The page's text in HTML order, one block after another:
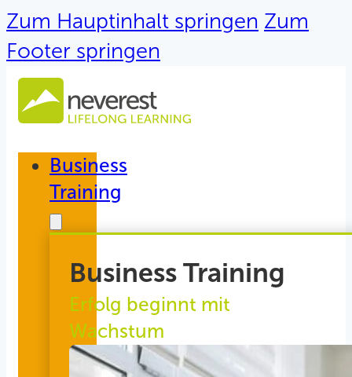
Zum Hauptinhalt springen Zum
Footer springen
Business
Training
Business Training
Erfolg beginnt mit
Wachstum